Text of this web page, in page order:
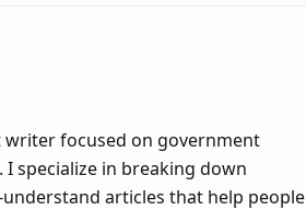
writer focused on government
specialize in breaking down
articles that help people